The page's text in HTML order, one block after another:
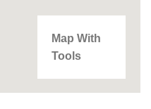
Map With
Tools